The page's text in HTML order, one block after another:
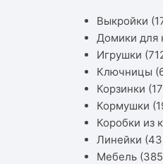
Выкройки
Домики для
Игрушки
Ключницы
Корзинки
Кормушки
Коробки из
Линейки
Мебель